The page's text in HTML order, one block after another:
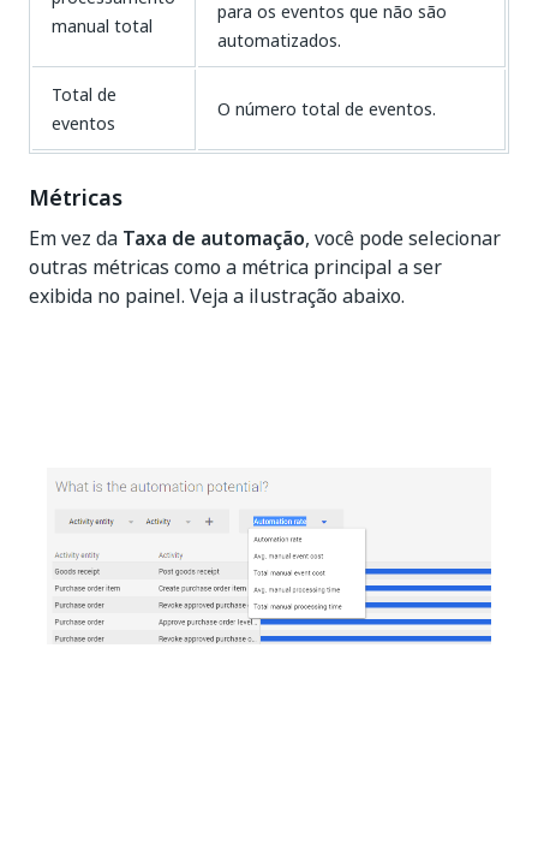
manual total
para os eventos que não são
automatizados.
Total de
eventos
O número total de eventos.
Métricas
Em vez da Taxa de automação, você pode selecionar
outras métricas como a métrica principal a ser
exibida no painel. Veja a ilustração abaixo.